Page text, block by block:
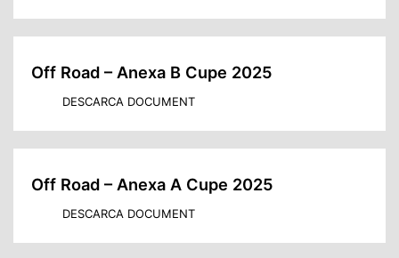
Off Road – Anexa B Cupe 2025
DESCARCA DOCUMENT
Off Road – Anexa A Cupe 2025
DESCARCA DOCUMENT